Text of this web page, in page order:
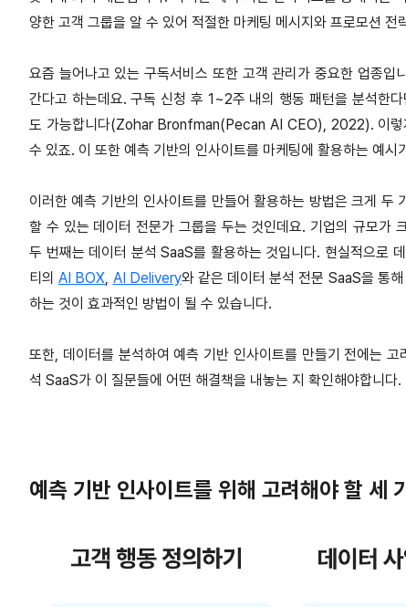
양한 고객 그룹을 알 수 있어 적절한 마케팅 메시지와 프로모션 전
요즘 늘어나고 있는 구독서비스 또한 고객 관리가 중요한 업종
간다고 하는데요. 구독 신청 후 1~2주 내의 행동 패턴을 분석한
도 가능합니다(Zohar Bronfman(Pecan AI CEO), 2022). 이렇
수 있죠. 이 또한 예측 기반의 인사이트를 마케팅에 활용하는 예시
이러한 예측 기반의 인사이트를 만들어 활용하는 방법은 크게
할 수 있는 데이터 전문가 그룹을 두는 것인데요. 기업의 규모가
두 번째는 데이터 분석 SaaS를 활용하는 것입니다. 현실적으로
티의AI BOX, AI Delivery와 같은 데이터 분석 전문 SaaS을 통
하는 것이 효과적인 방법이 될 수 있습니다.
또한, 데이터를 분석하여 예측 기반 인사이트를 만들기 전에는
석 SaaS가 이 질문들에 어떤 해결책을 내놓는 지 확인해야합니다.
예측 기반 인사이트를 위해 고려해야 할 세